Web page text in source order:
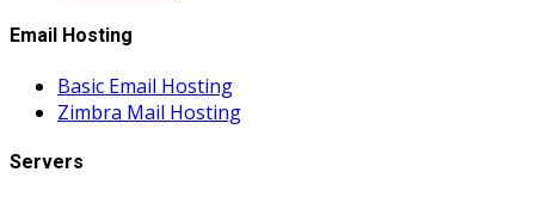
Email Hosting
Basic Email Hosting
Zimbra Mail Hosting
Servers